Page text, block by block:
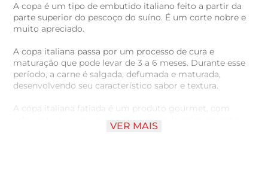
A copa é um tipo de embutido italiano feito a partir da
parte superior do pescoço do suíno. É um corte nobre e
muito apreciado.
A copa italiana passa por um processo de cura e
maturação que pode levar de 3 a 6 meses. Durante esse
período, a carne é salgada, defumada e maturada,
desenvolvendo seu característico sabor e textura.
A copa italiana fatiada é um produto gourmet, com
sabor e textura únicos, muito apreciado pelos amantes
de embutidos italianos de alta qualidade.
VER MAIS